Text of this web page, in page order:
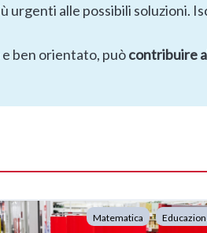
urgenti alle possibili soluzioni.
ben orientato, puòcontribuire
Matematica